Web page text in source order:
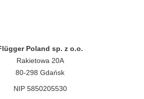
Poland sp. z o.o.
Rakietowa 20A
80-298 Gdańsk
NIP 5850205530